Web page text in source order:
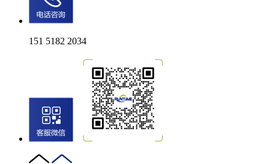
151 5182 2034